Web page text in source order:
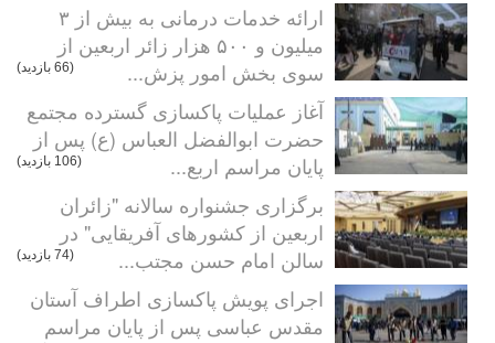
ارائه خدمات درمانی به بیش از ۳
میلیون و ۵۰۰ هزار زائر اربعین از
سوی بخش امور پزش...
(66 بازدید)
آغاز عملیات پاکسازی گسترده مجتمع
حضرت ابوالفضل العباس (ع) پس از
پایان مراسم اربع...
(106 بازدید)
برگزاری جشنواره سالانه "زائران
اربعین از کشورهای آفریقایی" در
سالن امام حسن مجتب...
(74 بازدید)
اجرای پویش پاکسازی اطراف آستان
مقدس عباسی پس از پایان مراسم